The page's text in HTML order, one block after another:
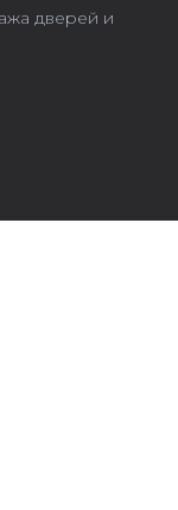
дверей и